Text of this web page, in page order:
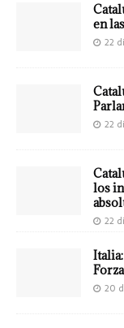
en
22
22
los
22
20